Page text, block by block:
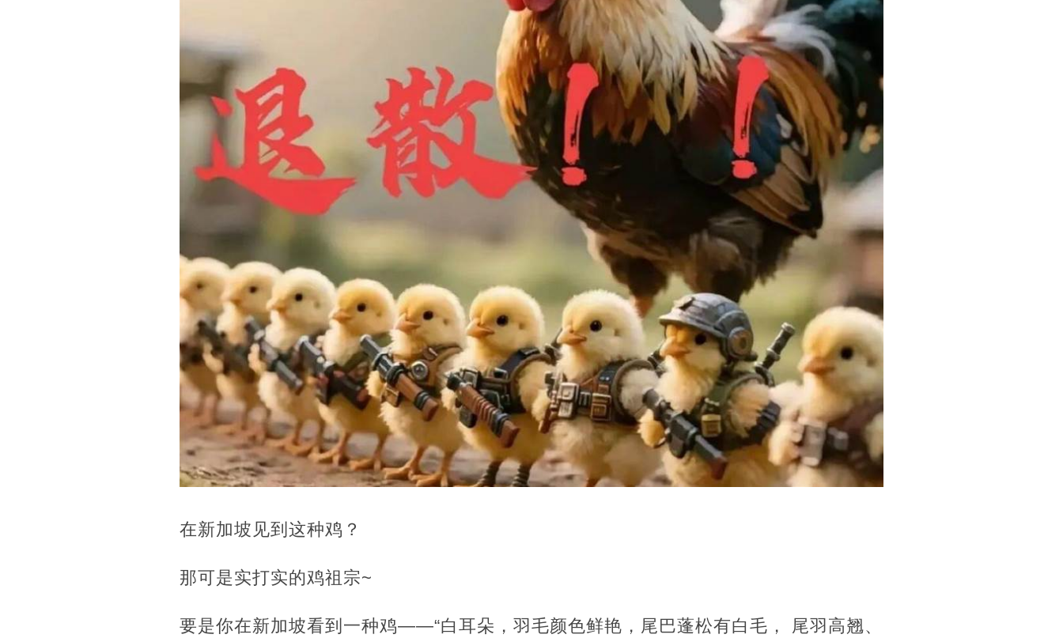
在新加坡见到这种鸡？
那可是实打实的鸡祖宗~
要是你在新加坡看到一种鸡——“白耳朵，羽毛颜色鲜艳，尾巴蓬松有白毛， 尾羽高翘、